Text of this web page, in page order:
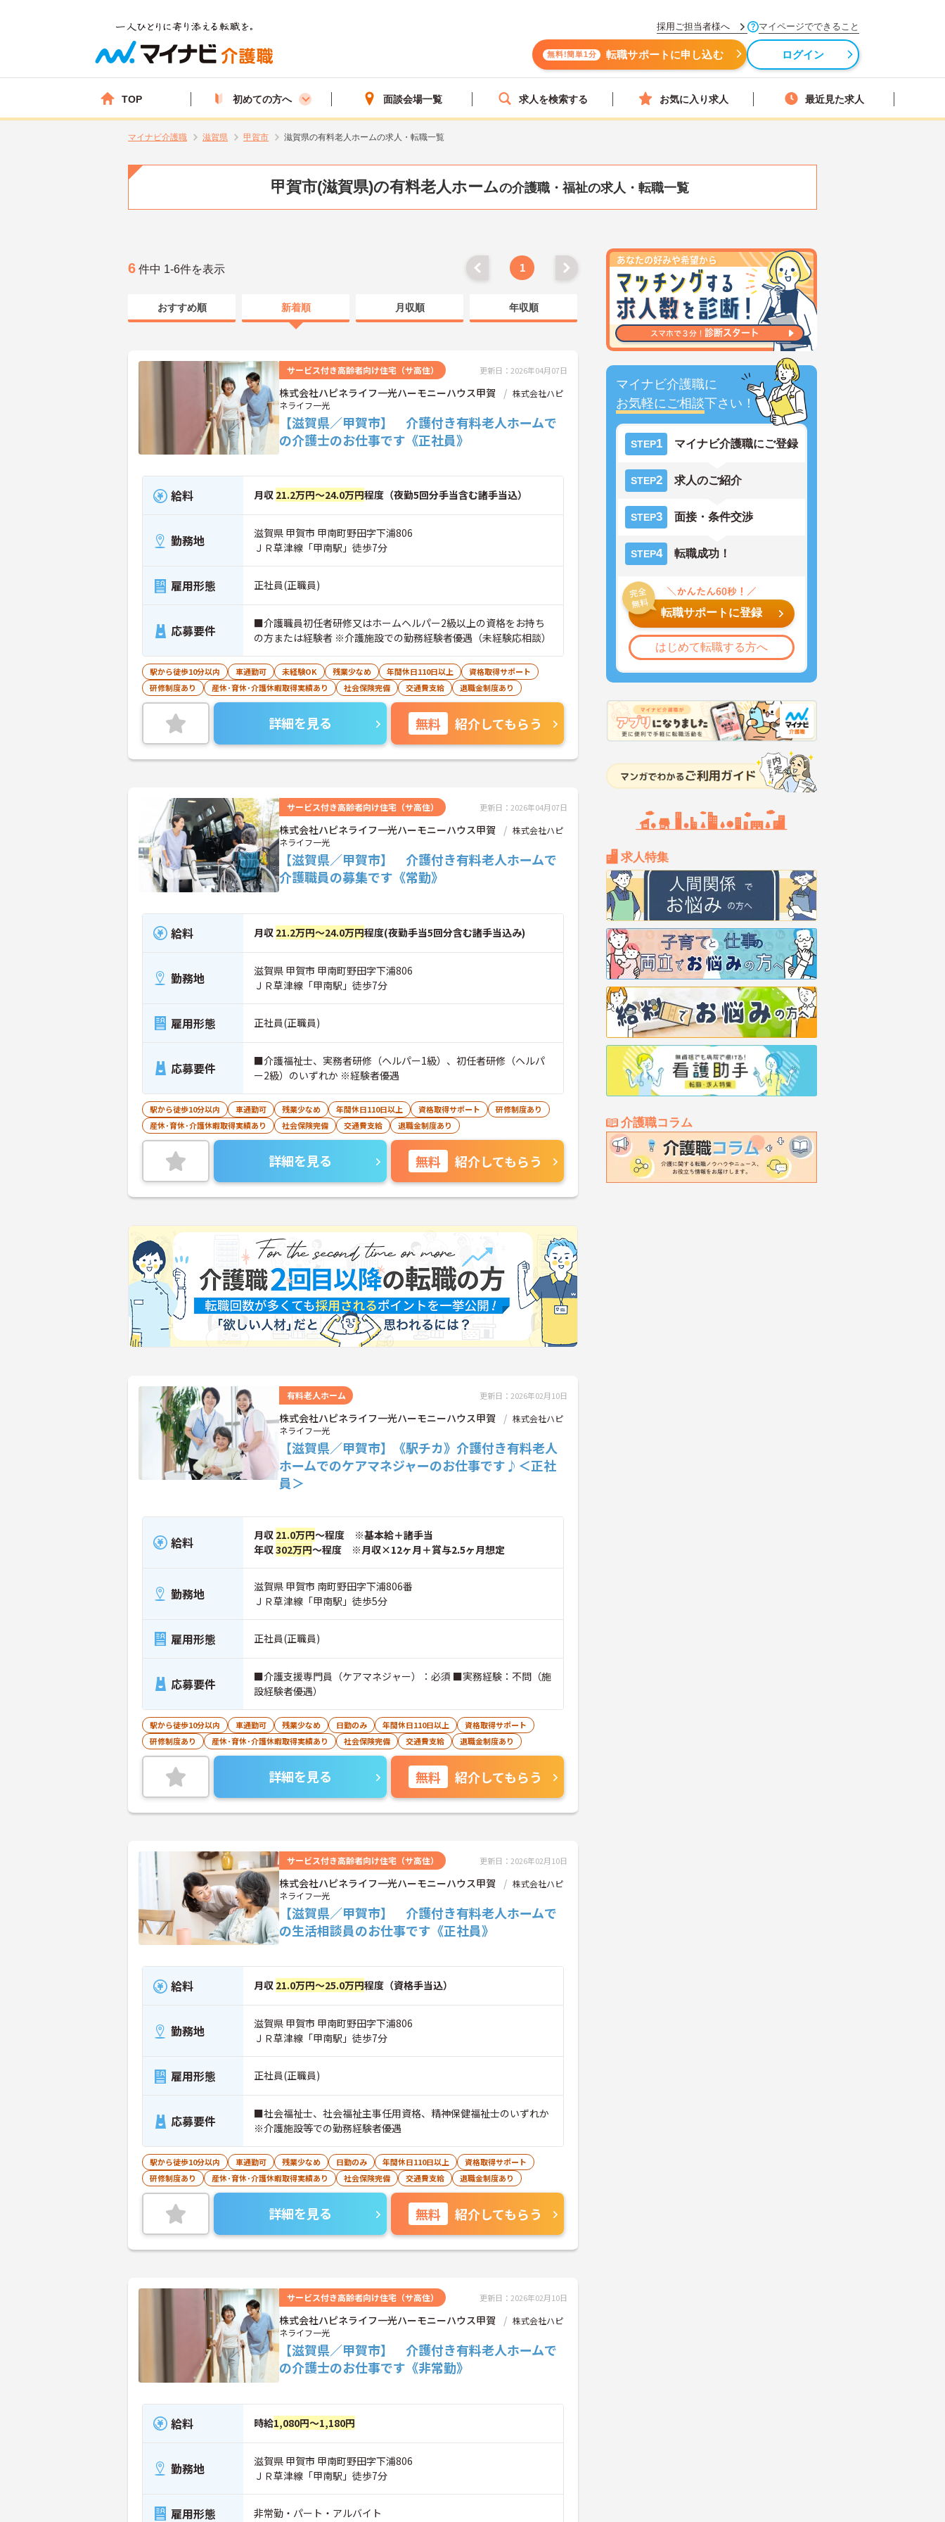
採用ご担当者様へ マイページでできること
無料!簡単1分 転職サポートに申し込む ログイン
TOP 初めての方へ 面談会場一覧 求人を検索する お気に入り求人 最近見た求人
マイナビ介護職 滋賀県 甲賀市 滋賀県の有料老人ホームの求人・転職一覧
甲賀市(滋賀県)の有料老人ホームの介護職・福祉の求人・転職一覧
マイナビ介護職に
お気軽にご相談下さい！
STEP1 マイナビ介護職にご登録
STEP2 求人のご紹介
STEP3 面接・条件交渉
STEP4 転職成功！
転職サポートに登録
はじめて転職する方へ
求人特集
介護職コラム
6 件中 1-6件を表示 1
おすすめ順 新着順 月収順 年収順
サービス付き高齢者向け住宅（サ高住） 更新日：2026年04月07日
株式会社ハピネライフ一光ハーモニーハウス甲賀
株式会社ハピ
ネライフ一光
【滋賀県／甲賀市】 介護付き有料老人ホームで
の介護士のお仕事です《正社員》
給料 月収 21.2万円～24.0万円程度（夜勤5回分手当含む諸手当込）
勤務地
滋賀県 甲賀市 甲南町野田字下浦806
ＪＲ草津線「甲南駅」徒歩7分
雇用形態 正社員(正職員)
応募要件
■介護職員初任者研修又はホームヘルパー2級以上の資格をお持ち
の方または経験者 ※介護施設での勤務経験者優遇（未経験応相談）
駅から徒歩10分以内 車通勤可 未経験OK 残業少なめ 年間休日110日以上
資格取得サポート
研修制度あり
産休･育休･介護休暇取得実績あり 社会保険完備 交通費支給 退職金制度あり
詳細を見る 無料 紹介してもらう
サービス付き高齢者向け住宅（サ高住） 更新日：2026年04月07日
株式会社ハピネライフ一光ハーモニーハウス甲賀
株式会社ハピ
ネライフ一光
【滋賀県／甲賀市】 介護付き有料老人ホームで
介護職員の募集です《常勤》
給料 月収 21.2万円～24.0万円程度(夜勤手当5回分含む諸手当込み)
勤務地
滋賀県 甲賀市 甲南町野田字下浦806
ＪＲ草津線「甲南駅」徒歩7分
雇用形態 正社員(正職員)
応募要件
■介護福祉士、実務者研修（ヘルパー1級）、初任者研修（ヘルパ
ー2級）のいずれか ※経験者優遇
駅から徒歩10分以内 車通勤可 残業少なめ 年間休日110日以上 資格取得サポート
研修制度あり
産休･育休･介護休暇取得実績あり
社会保険完備 交通費支給 退職金制度あり
詳細を見る 無料 紹介してもらう
有料老人ホーム 更新日：2026年02月10日
株式会社ハピネライフ一光ハーモニーハウス甲賀
株式会社ハピ
ネライフ一光
【滋賀県／甲賀市】《駅チカ》介護付き有料老人
ホームでのケアマネジャーのお仕事です♪＜正社
員＞
給料 月収 21.0万円～程度 ※基本給＋諸手当
年収302万円～程度 ※月収×12ヶ月＋賞与2.5ヶ月想定
勤務地
滋賀県 甲賀市 南町野田字下浦806番
ＪＲ草津線「甲南駅」徒歩5分
雇用形態 正社員(正職員)
応募要件
■介護支援専門員（ケアマネジャー）：必須 ■実務経験：不問（施
設経験者優遇）
駅から徒歩10分以内 車通勤可 残業少なめ 日勤のみ 年間休日110日以上
資格取得サポート
研修制度あり
産休･育休･介護休暇取得実績あり 社会保険完備 交通費支給 退職金制度あり
詳細を見る 無料 紹介してもらう
サービス付き高齢者向け住宅（サ高住） 更新日：2026年02月10日
株式会社ハピネライフ一光ハーモニーハウス甲賀
株式会社ハピ
ネライフ一光
【滋賀県／甲賀市】 介護付き有料老人ホームで
の生活相談員のお仕事です《正社員》
給料 月収 21.0万円～25.0万円程度（資格手当込）
勤務地
滋賀県 甲賀市 甲南町野田字下浦806
ＪＲ草津線「甲南駅」徒歩7分
雇用形態 正社員(正職員)
応募要件
■社会福祉士、社会福祉主事任用資格、精神保健福祉士のいずれか
※介護施設等での勤務経験者優遇
駅から徒歩10分以内 車通勤可 残業少なめ 日勤のみ 年間休日110日以上
資格取得サポート
研修制度あり
産休･育休･介護休暇取得実績あり 社会保険完備 交通費支給 退職金制度あり
詳細を見る 無料 紹介してもらう
サービス付き高齢者向け住宅（サ高住） 更新日：2026年02月10日
株式会社ハピネライフ一光ハーモニーハウス甲賀
株式会社ハピ
ネライフ一光
【滋賀県／甲賀市】 介護付き有料老人ホームで
の介護士のお仕事です《非常勤》
給料 時給1,080円～1,180円
勤務地
滋賀県 甲賀市 甲南町野田字下浦806
ＪＲ草津線「甲南駅」徒歩7分
雇用形態 非常勤・パート・アルバイト